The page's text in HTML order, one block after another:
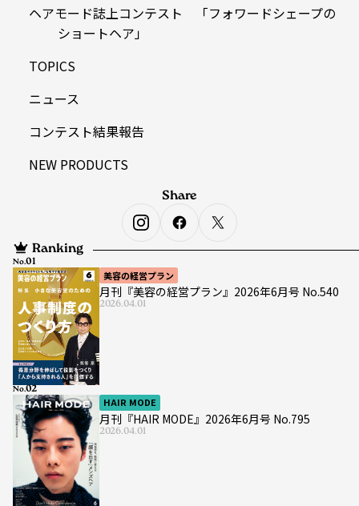
ヘアモード誌上コンテスト 「フォワードシェープの
ショートヘア」
TOPICS
ニュース
コンテスト結果報告
NEW PRODUCTS
Ranking
美容の経営プラン
月刊『美容の経営プラン』2026年6月号 No.540
2026.04.01
No.
HAIR MODE
月刊『HAIR MODE』2026年6月号 No.795
2026.04.01
No.
Share